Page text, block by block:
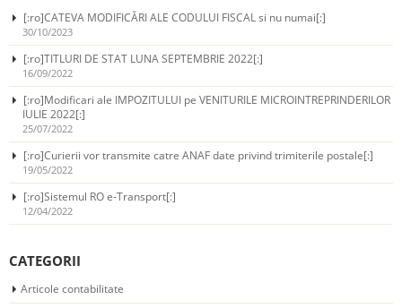
[:ro]CATEVA MODIFICĂRI ALE CODULUI FISCAL si nu numai[:]
30/10/2023
[:ro]TITLURI DE STAT LUNA SEPTEMBRIE 2022[:]
16/09/2022
[:ro]Modificari ale IMPOZITULUI pe VENITURILE MICROINTREPRINDERILOR
IULIE 2022[:]
25/07/2022
[:ro]Curierii vor transmite catre ANAF date privind trimiterile postale[:]
19/05/2022
[:ro]Sistemul RO e-Transport[:]
12/04/2022
CATEGORII
Articole contabilitate